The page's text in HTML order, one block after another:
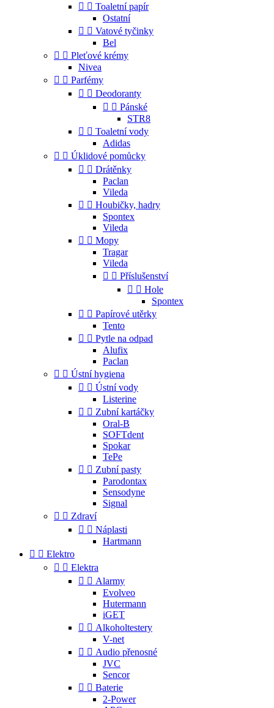
  Toaletní papír
Ostatní
  Vatové tyčinky
Bel
  Pleťové krémy
Nivea
  Parfémy
  Deodoranty
  Pánské
STR8
  Toaletní vody
Adidas
  Úklidové pomůcky
  Drátěnky
Paclan
Vileda
  Houbičky, hadry
Spontex
Vileda
  Mopy
Tragar
Vileda
  Příslušenství
  Hole
Spontex
  Papírové utěrky
Tento
  Pytle na odpad
Alufix
Paclan
  Ústní hygiena
  Ústní vody
Listerine
  Zubní kartáčky
Oral-B
SOFTdent
Spokar
TePe
  Zubní pasty
Parodontax
Sensodyne
Signal
  Zdraví
  Náplasti
Hartmann
  Elektro
  Elektra
  Alarmy
Evolveo
Hutermann
iGET
  Alkoholtestery
V-net
  Audio přenosné
JVC
Sencor
  Baterie
2-Power